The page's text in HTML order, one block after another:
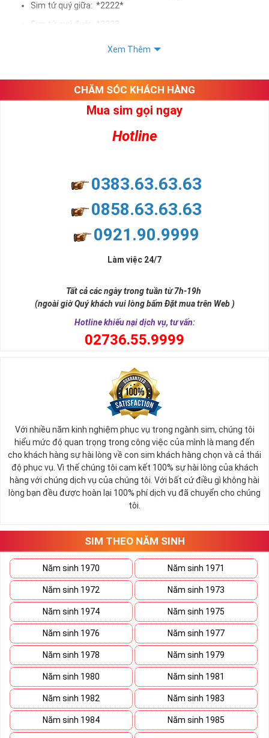
Sim tứ quý giữa: *2222*
Sim tứ quý đuôi: *2222
như sự sắp xếp của các con số trong sim.
Ý nghĩa sim tứ quý 2
nhiều thành công, thăng tiến hơn.
và tính hai mặt. Số 2 thúc giục chúng ta lựa chọn, dựa vào những
đời, nơi bạn phải đưa ra những quyết định quan trọng.
Ý nghĩa sim tứ quý 2
Theo quan niệm phong thủy
Số 2 tượng trưng cho sự cân bằng, hài hòa của âm dương và đất
trời. Sự cân bằng này giúp cho mọi việc đều thuận lợi và mang lại
nhiều may mắn trong cuộc sống và kinh doanh.
Số 2 còn biểu trưng cho lòng tốt, sự ổn định và tính hai mặt của
mọi vấn đề. Số 2 giúp cho họ có được sự lựa chọn, để đưa ra
những hướng giải quyết đúng đắn nhắt.
tứ 2 cùng xuất hiện trong một dãy số sim càng giúp cho ý nghĩa
sim tứ quýtăng lên gấp bội. Sở hữu sim Tứ Quý 2 giúp khích lệ tinh
thần người sở hữu là không sợ bất cứ điều gì mà hãy cứ làm thì
mọi điều tốt đẹp và may mắn ắt sẽ đến.
Lợi ích sim Tứ Quý 2 mang lại là gì?
Xem Thêm
CHĂM SÓC KHÁCH HÀNG
Mua sim gọi ngay
Hotline
0383.63.63.63
0858.63.63.63
0921.90.9999
Làm việc 24/7
Tất cả các ngày trong tuần từ 7h-19h
(ngoài giờ Quý khách vui lòng bấm Đặt mua trên Web )
Hotline khiếu nại dịch vụ, tư vấn:
02736.55.9999
Với nhiều năm kinh nghiệm phục vụ trong ngành sim, chúng tôi
hiểu mức độ quan trọng trong công việc của mình là mang đến
cho khách hàng sự hài lòng về con sim khách hàng chọn và cả thái
độ phục vụ. Vì thế chúng tôi cam kết 100% sự hài lòng của khách
hàng với chúng dịch vụ của chúng tôi. Với bất cứ điều gì không hài
lòng bạn đều được hoàn lại 100% phí dịch vụ đã chuyển cho chúng
tôi.
SIM THEO NĂM SINH
Năm sinh 1970 Năm sinh 1971
Năm sinh 1972 Năm sinh 1973
Năm sinh 1974 Năm sinh 1975
Năm sinh 1976 Năm sinh 1977
Năm sinh 1978 Năm sinh 1979
Năm sinh 1980 Năm sinh 1981
Năm sinh 1982 Năm sinh 1983
Năm sinh 1984 Năm sinh 1985